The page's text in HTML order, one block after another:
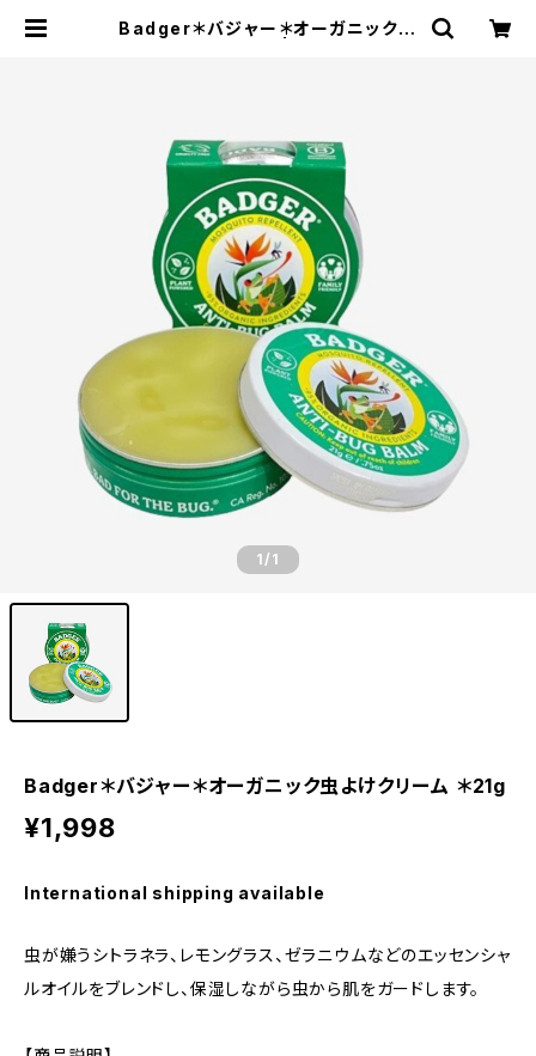
Badger＊バジャー＊オーガニック虫
1/1
Badger＊バジャー＊オーガニック虫よけクリーム ＊21g
¥1,998
International shipping available
虫が嫌うシトラネラ、レモングラス、ゼラニウムなどのエッセンシャ
ルオイルをブレンドし、保湿しながら虫から肌をガードします。